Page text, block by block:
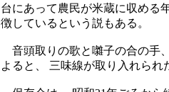
台にあって農民が米蔵に収める
徴しているという説もある。
音頭取りの歌と囃子の合の手
よると、 三味線が取り入れら